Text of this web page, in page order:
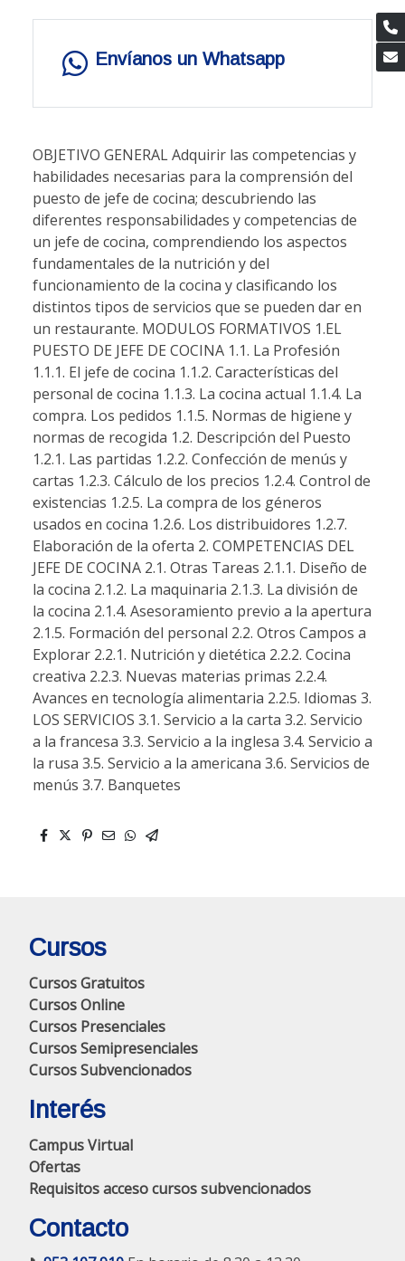
Envíanos un Whatsapp
OBJETIVO GENERAL Adquirir las competencias y
habilidades necesarias para la comprensión del
puesto de jefe de cocina; descubriendo las
diferentes responsabilidades y competencias de
un jefe de cocina, comprendiendo los aspectos
fundamentales de la nutrición y del
funcionamiento de la cocina y clasificando los
distintos tipos de servicios que se pueden dar en
un restaurante. MODULOS FORMATIVOS 1.EL
PUESTO DE JEFE DE COCINA 1.1. La Profesión
1.1.1. El jefe de cocina 1.1.2. Características del
personal de cocina 1.1.3. La cocina actual 1.1.4. La
compra. Los pedidos 1.1.5. Normas de higiene y
normas de recogida 1.2. Descripción del Puesto
1.2.1. Las partidas 1.2.2. Confección de menús y
cartas 1.2.3. Cálculo de los precios 1.2.4. Control de
existencias 1.2.5. La compra de los géneros
usados en cocina 1.2.6. Los distribuidores 1.2.7.
Elaboración de la oferta 2. COMPETENCIAS DEL
JEFE DE COCINA 2.1. Otras Tareas 2.1.1. Diseño de
la cocina 2.1.2. La maquinaria 2.1.3. La división de
la cocina 2.1.4. Asesoramiento previo a la apertura
2.1.5. Formación del personal 2.2. Otros Campos a
Explorar 2.2.1. Nutrición y dietética 2.2.2. Cocina
creativa 2.2.3. Nuevas materias primas 2.2.4.
Avances en tecnología alimentaria 2.2.5. Idiomas 3.
LOS SERVICIOS 3.1. Servicio a la carta 3.2. Servicio
a la francesa 3.3. Servicio a la inglesa 3.4. Servicio a
la rusa 3.5. Servicio a la americana 3.6. Servicios de
menús 3.7. Banquetes
Cursos
Cursos Gratuitos
Cursos Online
Cursos Presenciales
Cursos Semipresenciales
Cursos Subvencionados
Interés
Campus Virtual
Ofertas
Requisitos acceso cursos subvencionados
Contacto